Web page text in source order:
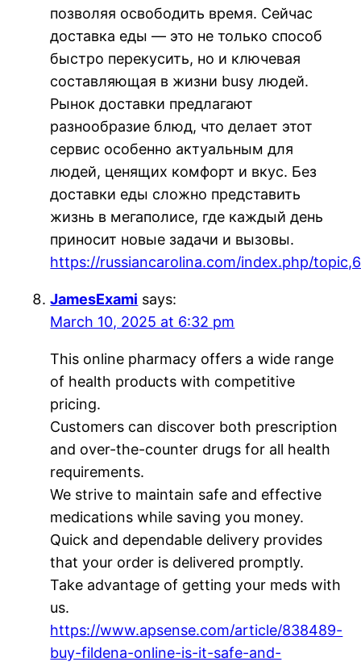
позволяя освободить время. Сейчас
доставка еды — это не только способ
быстро перекусить, но и ключевая
составляющая в жизни busy людей.
Рынок доставки предлагают
разнообразие блюд, что делает этот
сервис особенно актуальным для
людей, ценящих комфорт и вкус. Без
доставки еды сложно представить
жизнь в мегаполисе, где каждый день
приносит новые задачи и вызовы.
https://russiancarolina.com/index.php/
JamesExami says:
March 10, 2025 at 6:32 pm
This online pharmacy offers a wide range
of health products with competitive
pricing.
Customers can discover both prescription
and over-the-counter drugs for all health
requirements.
We strive to maintain safe and effective
medications while saving you money.
Quick and dependable delivery provides
that your order is delivered promptly.
Take advantage of getting your meds with
us.
https://www.apsense.com/article/838489-
buy-fildena-online-is-it-safe-and-